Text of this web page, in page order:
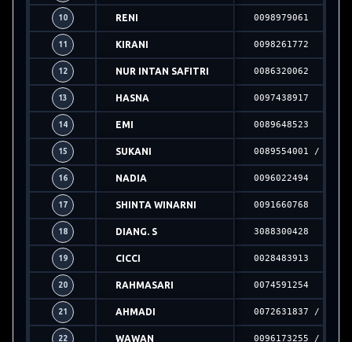
10 RENI 0098979061
11 KIRANI 0098261772
12 NUR INTAN SAFITRI 0086320062
13 HASNA 0097438917
14 EMI 0089648523
15 SUKANI 0089554001 /
16 NADIA 0096022494
17 SHINTA WINARNI 0091660768
18 DIANG. S 3088300428
19 CICCI 0028483913
20 RAHMASARI 0074591254
21 AHMADI 0072631837 /
22 WAWAN 0096173255 /